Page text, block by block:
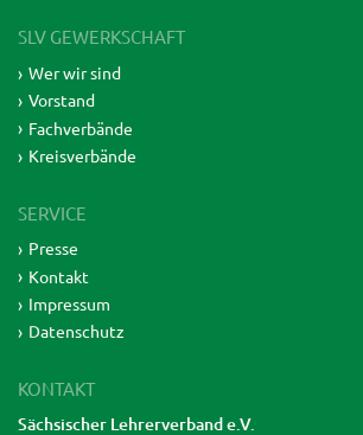
SLV GEWERKSCHAFT
Wer wir sind
Vorstand
Fachverbände
Kreisverbände
SERVICE
Presse
Kontakt
Impressum
Datenschutz
KONTAKT
Sächsischer Lehrerverband e.V.